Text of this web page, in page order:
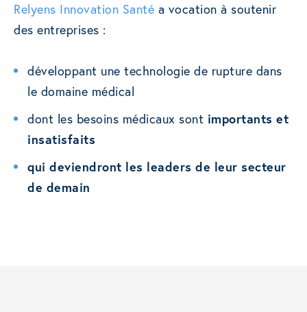
Relyens Innovation Santé a vocation à soutenir
des entreprises :
développant une technologie de rupture dans
le domaine médical
dont les besoins médicaux sont importants et
insatisfaits
qui deviendront les leaders de leur secteur
de demain